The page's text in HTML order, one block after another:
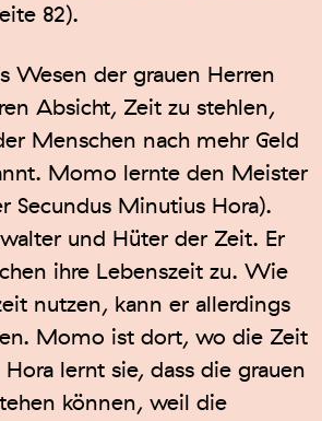
82).
Wesen der grauen Herren
Absicht, Zeit zu stehlen,
Menschen nach mehr Geld
Momo lernte den Meister
Secundus Minutius Hora).
und Hüter der Zeit. Er
ihre Lebenszeit zu. Wie
nutzen, kann er allerdings
Momo ist dort, wo die Zeit
lernt sie, dass die grauen
können, weil die